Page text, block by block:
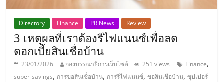
Directory Finance PR News Review
3 เหตุผลที่เราต้องรีไฟแนนซ์เพื่อลด
ดอกเบี้ยสินเชื่อบ้าน
23/01/2026 กองบรรณาธิการเว็บไซต์ 251 views Finance,
super-savings, การขอสินเชื่อบ้าน, การรีไฟแนนซ์,ขอสินเชื่อบ้าน,ซุปเปอร์